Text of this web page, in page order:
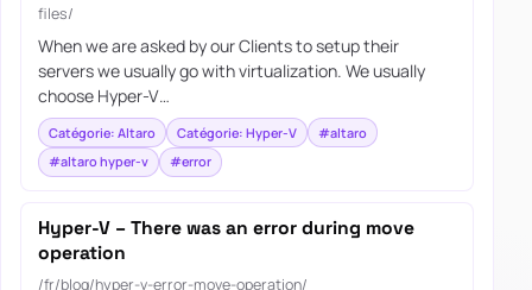
files/
When we are asked by our Clients to setup their
servers we usually go with virtualization. We usually
choose Hyper-V…
Catégorie: Altaro Catégorie: Hyper-V
#altaro
#altaro hyper-v
#error
Hyper-V – There was an error during move
operation
/fr/blog/hyper-v-error-move-operation/